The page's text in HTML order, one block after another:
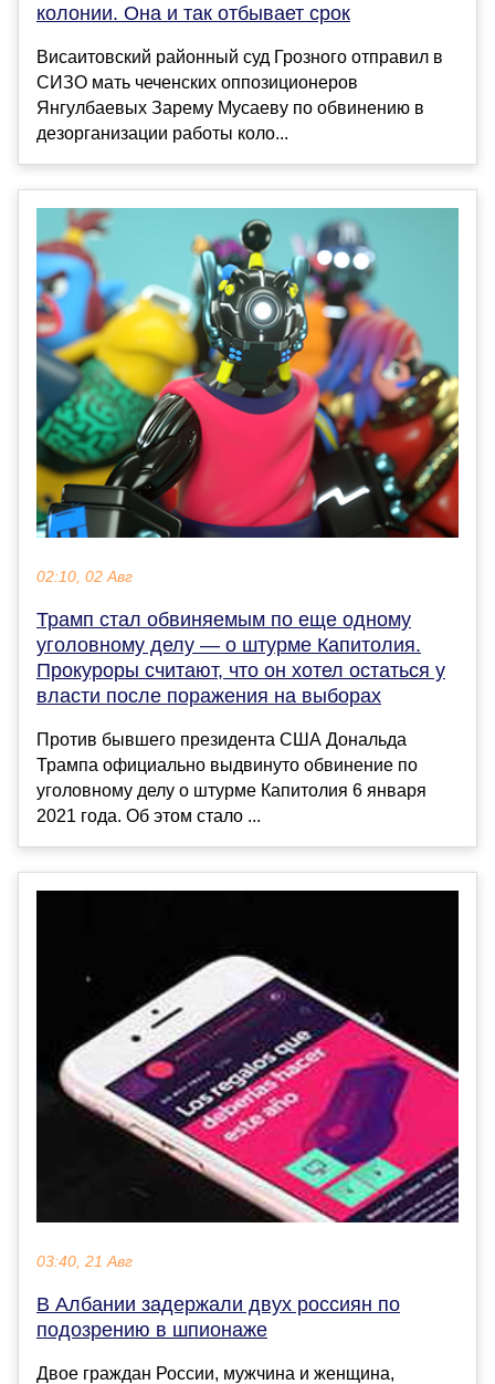
колонии. Она и так отбывает срок
Висаитовский районный суд Грозного отправил в
СИЗО мать чеченских оппозиционеров
Янгулбаевых Зарему Мусаеву по обвинению в
дезорганизации работы коло...
02:10, 02 Авг
Трамп стал обвиняемым по еще одному
уголовному делу — о штурме Капитолия.
Прокуроры считают, что он хотел остаться у
власти после поражения на выборах
Против бывшего президента США Дональда
Трампа официально выдвинуто обвинение по
уголовному делу о штурме Капитолия 6 января
2021 года. Об этом стало ...
03:40, 21 Авг
В Албании задержали двух россиян по
подозрению в шпионаже
Двое граждан России, мужчина и женщина,